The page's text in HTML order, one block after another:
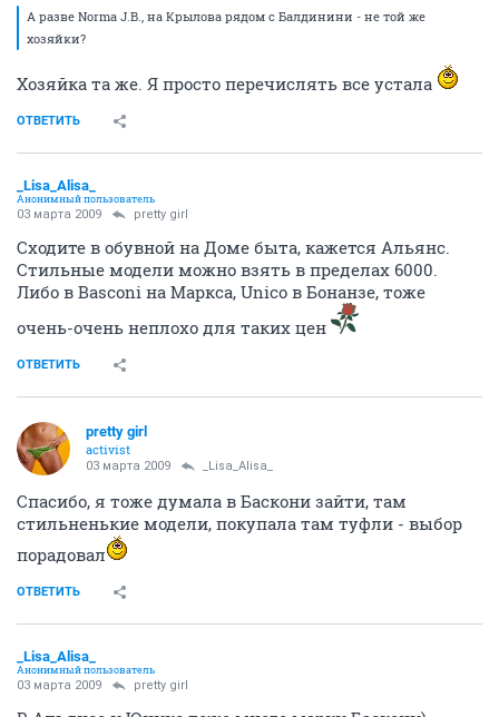
А разве Norma J.B., на Крылова рядом с Балдинини - не той же
хозяйки?
Хозяйка та же. Я просто перечислять все устала
ОТВЕТИТЬ
_Lisa_Alisa_
Анонимный пользователь
03 марта 2009 pretty girl
Сходите в обувной на Доме быта, кажется Альянс.
Стильные модели можно взять в пределах 6000.
Либо в Basconi на Маркса, Unico в Бонанзе, тоже
очень-очень неплохо для таких цен
ОТВЕТИТЬ
pretty girl
activist
03 марта 2009 _Lisa_Alisa_
Спасибо, я тоже думала в Баскони зайти, там
стильненькие модели, покупала там туфли - выбор
порадовал
ОТВЕТИТЬ
_Lisa_Alisa_
Анонимный пользователь
03 марта 2009 pretty girl